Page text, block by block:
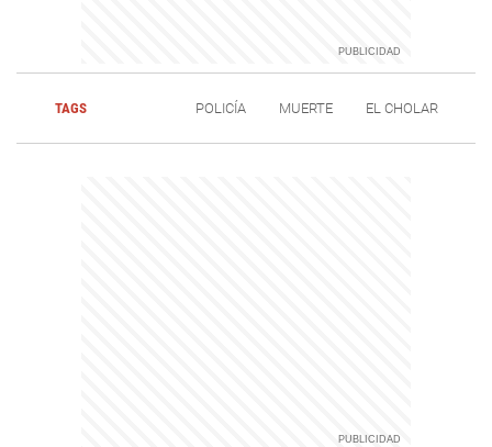
TAGS POLICÍA MUERTE EL CHOLAR